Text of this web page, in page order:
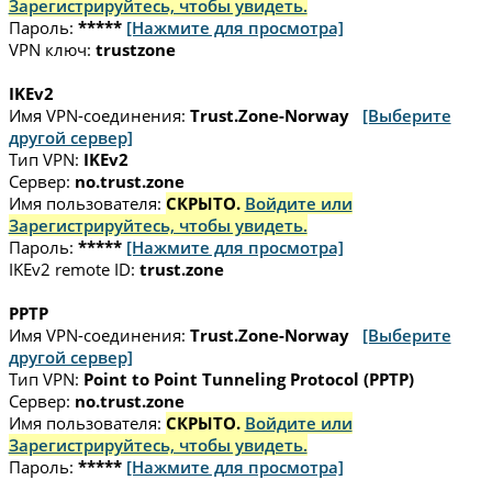
Зарегистрируйтесь, чтобы увидеть.
Пароль: ***** [Нажмите для просмотра]
VPN ключ: trustzone
IKEv2
Имя VPN-соединения: Trust.Zone-Norway
[Выберите
другой сервер]
Тип VPN: IKEv2
Сервер: no.trust.zone
Имя пользователя: СКРЫТО. Войдите или
Зарегистрируйтесь, чтобы увидеть.
Пароль: ***** [Нажмите для просмотра]
IKEv2 remote ID: trust.zone
PPTP
Имя VPN-соединения: Trust.Zone-Norway
[Выберите
другой сервер]
Тип VPN: Point to Point Tunneling Protocol (PPTP)
Сервер: no.trust.zone
Имя пользователя: СКРЫТО. Войдите или
Зарегистрируйтесь, чтобы увидеть.
Пароль: ***** [Нажмите для просмотра]